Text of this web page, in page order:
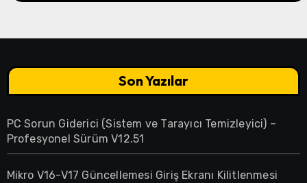
Son Yazılar
PC Sorun Giderici (Sistem ve Tarayıcı Temizleyici) –
Profesyonel Sürüm V12.51
Mikro V16-V17 Güncellemesi Giriş Ekranı Kilitlenmesi